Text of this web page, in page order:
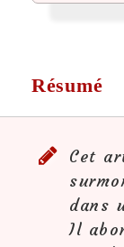
Résumé
Cet
dans
Il